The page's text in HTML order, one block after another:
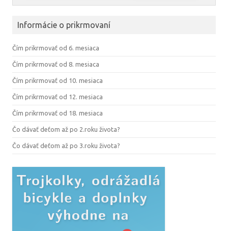
Informácie o prikrmovaní
Čím prikrmovať od 6. mesiaca
Čím prikrmovať od 8. mesiaca
Čím prikrmovať od 10. mesiaca
Čím prikrmovať od 12. mesiaca
Čím prikrmovať od 18. mesiaca
Čo dávať deťom až po 2.roku života?
Čo dávať deťom až po 3.roku života?